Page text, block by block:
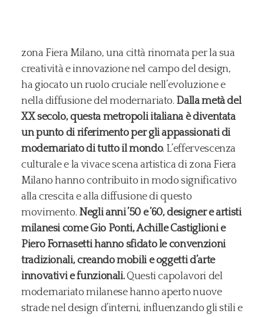
zona Fiera Milano, una città rinomata per la sua
creatività e innovazione nel campo del design,
ha giocato un ruolo cruciale nell’evoluzione e
nella diffusione del modernariato. Dalla metà del
XX secolo, questa metropoli italiana è diventata
un punto di riferimento per gli appassionati di
modernariato di tutto il mondo. L’effervescenza
culturale e la vivace scena artistica di zona Fiera
Milano hanno contribuito in modo significativo
alla crescita e alla diffusione di questo
movimento. Negli anni ’50 e ’60, designer e artisti
milanesi come Gio Ponti, Achille Castiglioni e
Piero Fornasetti hanno sfidato le convenzioni
tradizionali, creando mobili e oggetti d’arte
innovativi e funzionali.Questi capolavori del
modernariato milanese hanno aperto nuove
strade nel design d’interni, influenzando gli stili e